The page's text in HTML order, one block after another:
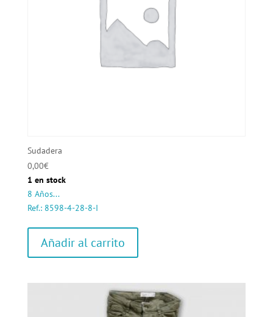
Sudadera
0,00€
1 en stock
8 Años...
Ref.: 8598-4-28-8-I
Añadir al carrito